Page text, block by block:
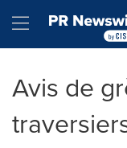
Hamburger
Avis de